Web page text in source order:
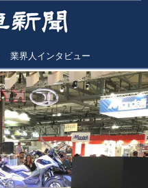
業界人インタビュー